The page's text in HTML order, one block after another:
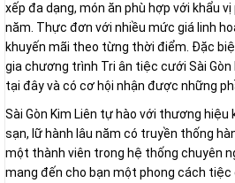
xếp đa dạng, món ăn phù hợp với khẩu
năm. Thực đơn với nhiều mức giá linh
khuyến mãi theo từng thời điểm. Đặc
gia chương trình Tri ân tiệc cưới Sài
tại đây và có cơ hội nhận được những
Sài Gòn Kim Liên tự hào với thương hiệu
sạn, lữ hành lâu năm có truyền thống
một thành viên trong hệ thống chuyên
mang đến cho bạn một phong cách tiệc